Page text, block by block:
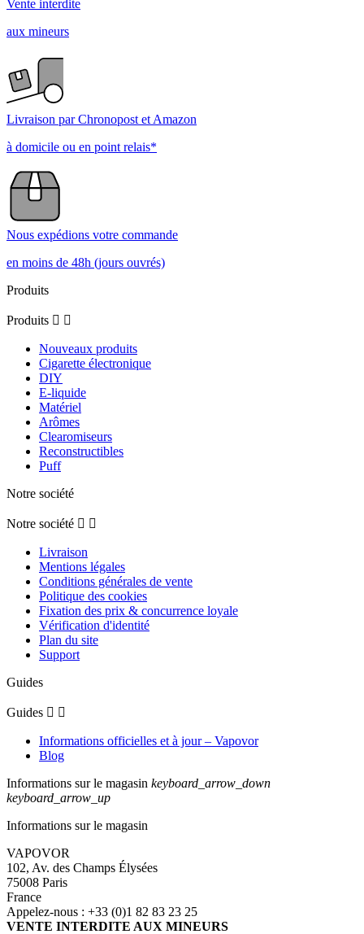
Vente interdite
aux mineurs
Livraison par Chronopost et Amazon
à domicile ou en point relais*
Nous expédions votre commande
en moins de 48h (jours ouvrés)
Produits
Produits  
Nouveaux produits
Cigarette électronique
DIY
E-liquide
Matériel
Arômes
Clearomiseurs
Reconstructibles
Puff
Notre société
Notre société  
Livraison
Mentions légales
Conditions générales de vente
Politique des cookies
Fixation des prix & concurrence loyale
Vérification d'identité
Plan du site
Support
Guides
Guides  
Informations officielles et à jour – Vapovor
Blog
Informations sur le magasin keyboard_arrow_down
keyboard_arrow_up
Informations sur le magasin
VAPOVOR
102, Av. des Champs Élysées
75008 Paris
France
Appelez-nous : +33 (0)1 82 83 23 25
VENTE INTERDITE AUX MINEURS